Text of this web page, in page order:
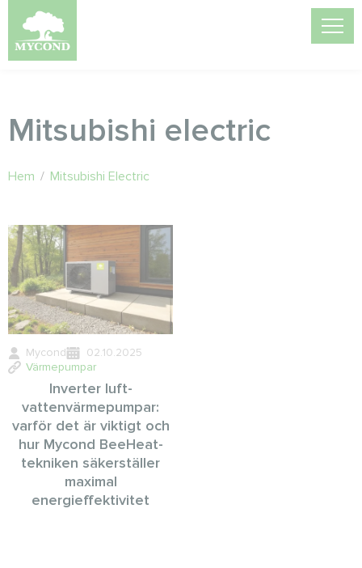
Mitsubishi electric
Hem / Mitsubishi Electric
Mycond
02.10.2025
Värmepumpar
Inverter luft-
vattenvärmepumpar:
varför det är viktigt och
hur Mycond BeeHeat-
tekniken säkerställer
maximal
energieffektivitet